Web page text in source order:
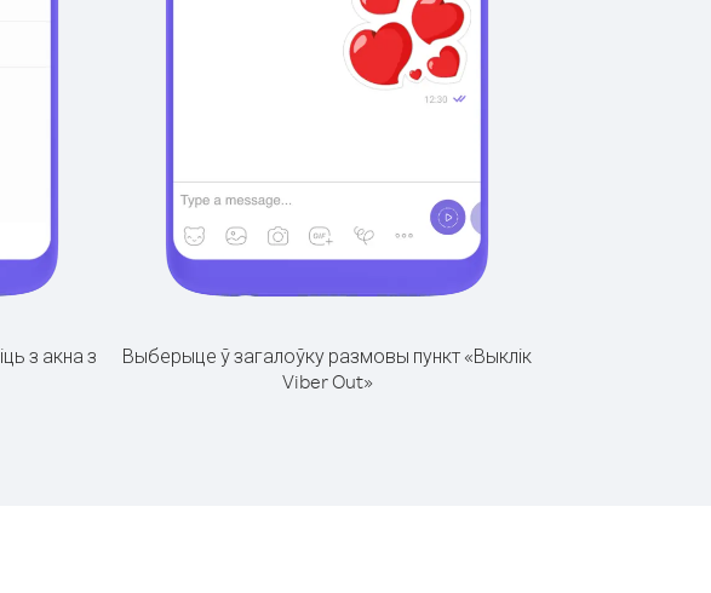
з акна з
Выберыце ў загалоўку размовы пункт «Выклік
Viber Out»